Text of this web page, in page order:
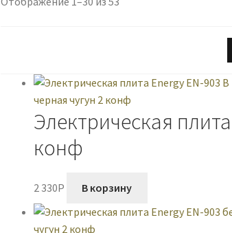
Электрическая
конф
2 330P В корзину